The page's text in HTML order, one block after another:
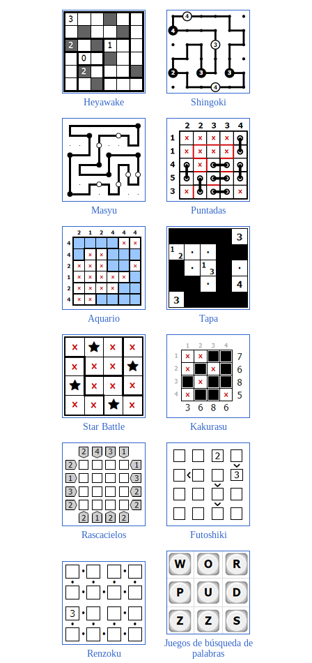
Heyawake Shingoki
Masyu Puntadas
Aquario Tapa
Star Battle Kakurasu
Rascacielos Futoshiki
Renzoku
Juegos de búsqueda de
palabras